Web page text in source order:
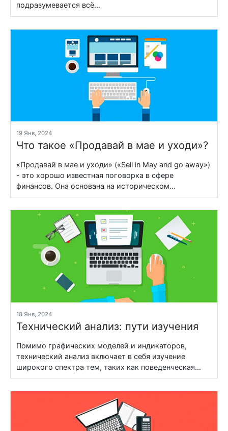
подразумевается всё...
19 Янв, 2024
Что такое «Продавай в мае и уходи»?
«Продавай в мае и уходи» («Sell in May and go away»)
- это хорошо известная поговорка в сфере
финансов. Она основана на историческом...
18 Янв, 2024
Технический анализ: пути изучения
Помимо графических моделей и индикаторов,
технический анализ включает в себя изучение
широкого спектра тем, таких как поведенческая...